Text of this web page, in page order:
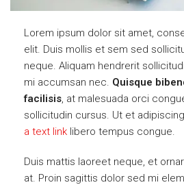
Lorem ipsum dolor sit amet,
elit. Duis mollis et sem sed
neque. Aliquam hendrerit
mi accumsan nec. Quisque
facilisis, at malesuada orci
sollicitudin cursus. Ut et
a text link libero tempus congue.
Duis mattis laoreet neque, et
at. Proin sagittis dolor sed mi